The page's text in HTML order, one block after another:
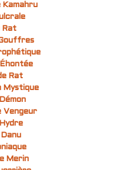
Kamahru
Rat
Rat
Mystique
Vengeur
Merin